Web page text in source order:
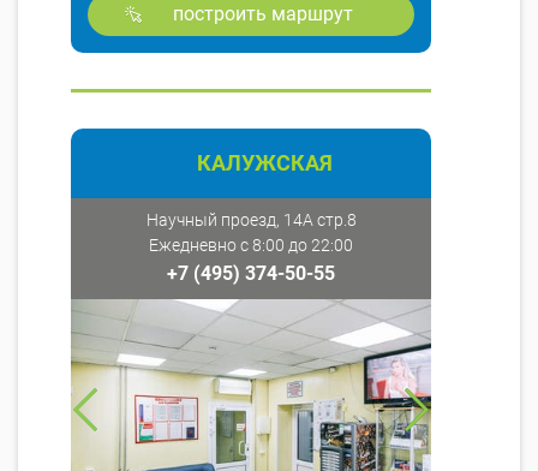
построить маршрут
КАЛУЖСКАЯ
Научный проезд, 14А стр.8
Ежедневно с 8:00 до 22:00
+7 (495) 374-50-55